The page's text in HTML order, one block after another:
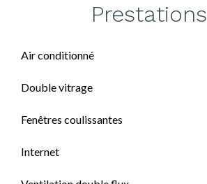
Prestations
Air conditionné
Double vitrage
Fenêtres coulissantes
Internet